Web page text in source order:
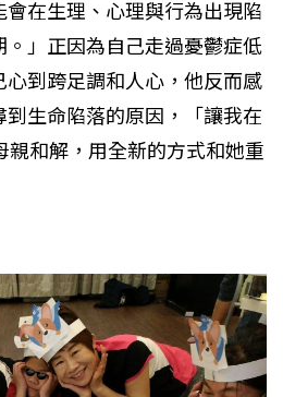
在生理、心理與行為出現陷
。」正因為自己走過憂鬱症低
到跨足調和人心，他反而感
生命陷落的原因，「讓我在
親和解，用全新的方式和她重